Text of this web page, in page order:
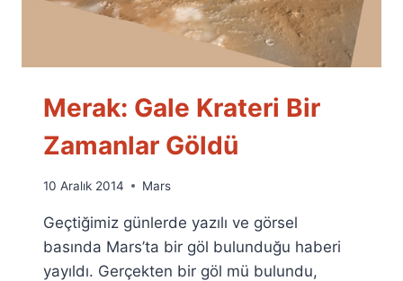
Merak: Gale Krateri Bir
Zamanlar Göldü
By
Fuat
Özyar
10 Aralık 2014 Mars
Geçtiğimiz günlerde yazılı ve görsel
basında Mars’ta bir göl bulunduğu haberi
yayıldı. Gerçekten bir göl mü bulundu,